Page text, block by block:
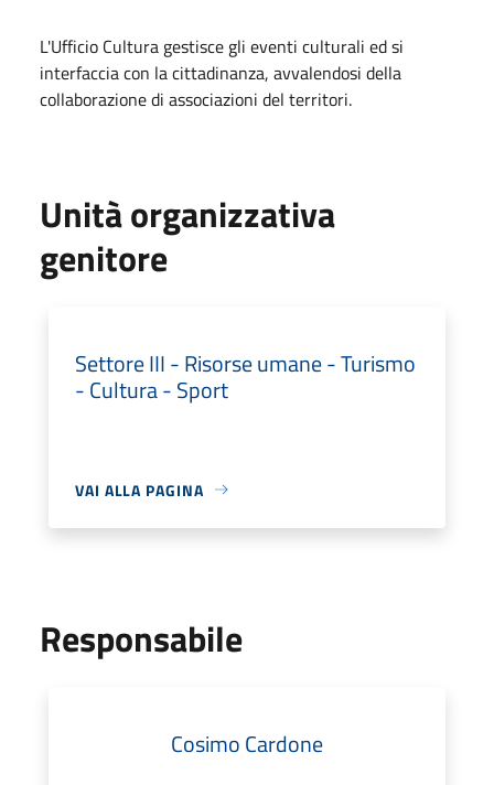
L'Ufficio Cultura gestisce gli eventi culturali ed si
interfaccia con la cittadinanza, avvalendosi della
collaborazione di associazioni del territori.
Unità organizzativa
genitore
Settore III - Risorse umane - Turismo
- Cultura - Sport
VAI ALLA PAGINA
Responsabile
Cosimo Cardone